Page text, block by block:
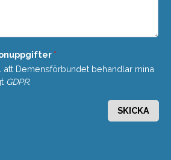
*
Demensförbundet behandlar mina
GDPR.
SKICKA